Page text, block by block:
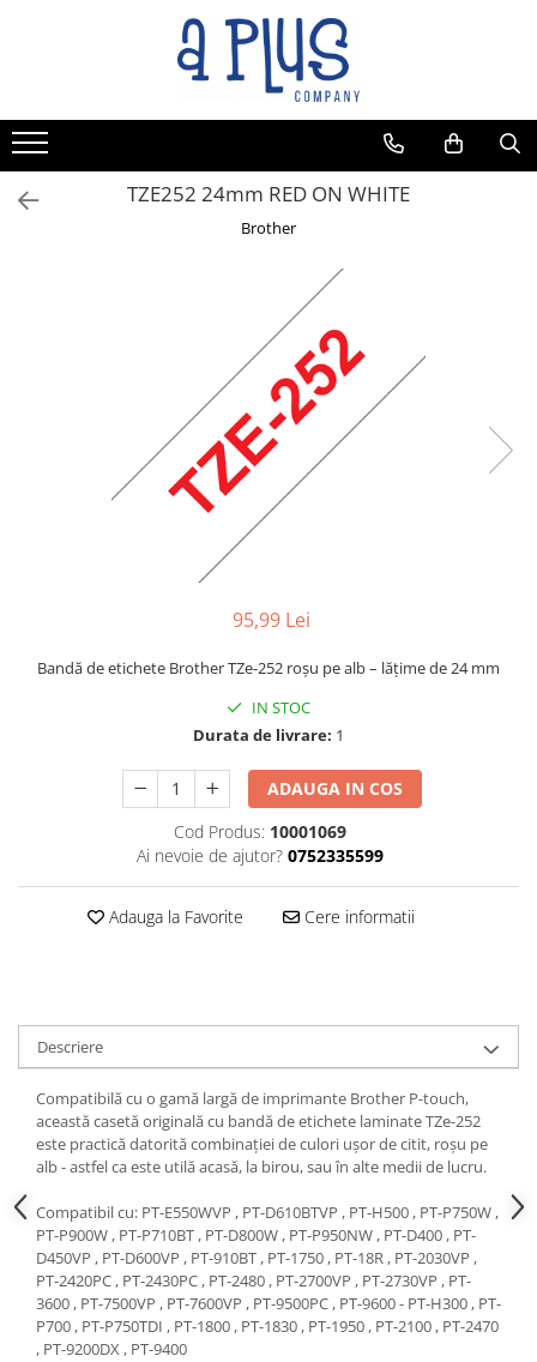
TZE252 24mm RED ON WHITE
Brother
95,99 Lei
Bandă de etichete Brother TZe-252 roșu pe alb – lățime de 24 mm
IN STOC
Durata de livrare: 1
ADAUGA IN COS
Cod Produs: 10001069
Ai nevoie de ajutor? 0752335599
Adauga la Favorite Cere informatii
Descriere
Compatibilă cu o gamă largă de imprimante Brother P-touch,
această casetă originală cu bandă de etichete laminate TZe-252
este practică datorită combinației de culori ușor de citit, roșu pe
alb - astfel ca este utilă acasă, la birou, sau în alte medii de lucru.
Compatibil cu: PT-E550WVP , PT-D610BTVP , PT-H500 , PT-P750W ,
PT-P900W , PT-P710BT , PT-D800W , PT-P950NW , PT-D400 , PT-
D450VP , PT-D600VP , PT-910BT , PT-1750 , PT-18R , PT-2030VP ,
PT-2420PC , PT-2430PC , PT-2480 , PT-2700VP , PT-2730VP , PT-
3600 , PT-7500VP , PT-7600VP , PT-9500PC , PT-9600 - PT-H300 , PT-
P700 , PT-P750TDI , PT-1800 , PT-1830 , PT-1950 , PT-2100 , PT-2470
, PT-9200DX , PT-9400